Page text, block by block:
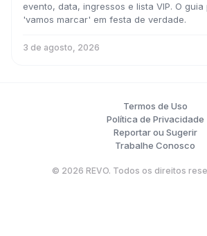
evento, data, ingressos e lista VIP. O
'vamos marcar' em festa de verdade.
3 de agosto, 2026
Termos de Uso
Política de Privacidade
Reportar ou Sugerir
Trabalhe Conosco
© 2026 REVO. Todos os direitos